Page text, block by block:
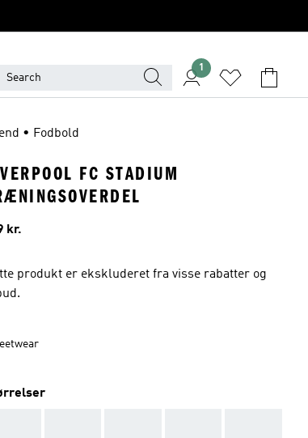
1
• Fodbold
FC STADIUM
kr.
produkt er ekskluderet fra visse rabatter og